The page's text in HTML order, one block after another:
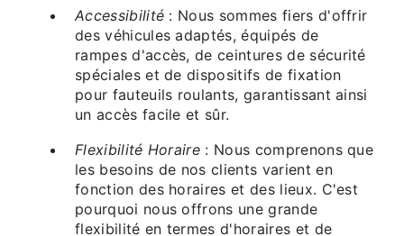
Accessibilité : Nous sommes fiers d'offrir
des véhicules adaptés, équipés de
rampes d'accès, de ceintures de sécurité
spéciales et de dispositifs de fixation
pour fauteuils roulants, garantissant ainsi
un accès facile et sûr.
Flexibilité Horaire : Nous comprenons que
les besoins de nos clients varient en
fonction des horaires et des lieux. C'est
pourquoi nous offrons une grande
flexibilité en termes d'horaires et de